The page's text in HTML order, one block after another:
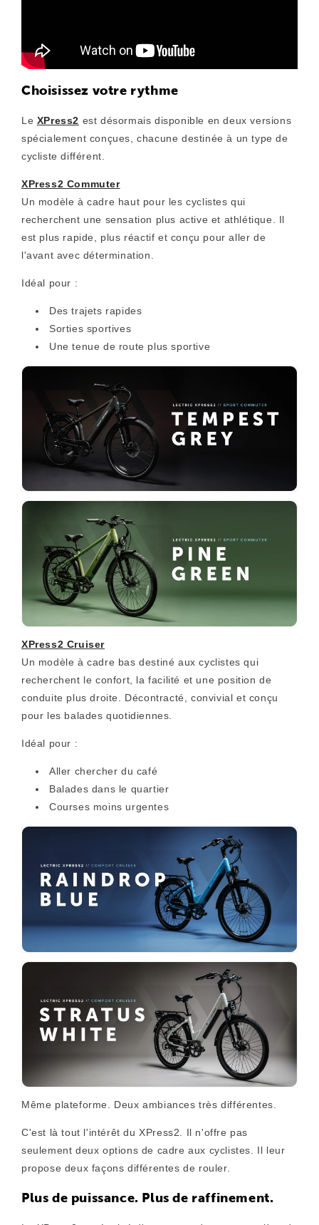
Choisissez votre rythme
Le XPress2 est désormais disponible en deux versions
spécialement conçues, chacune destinée à un type de
cycliste différent.
XPress2 Commuter
Un modèle à cadre haut pour les cyclistes qui
recherchent une sensation plus active et athlétique. Il
est plus rapide, plus réactif et conçu pour aller de
l'avant avec détermination.
Idéal pour :
Des trajets rapides
Sorties sportives
Une tenue de route plus sportive
XPress2 Cruiser
Un modèle à cadre bas destiné aux cyclistes qui
recherchent le confort, la facilité et une position de
conduite plus droite. Décontracté, convivial et conçu
pour les balades quotidiennes.
Idéal pour :
Aller chercher du café
Balades dans le quartier
Courses moins urgentes
Même plateforme. Deux ambiances très différentes.
C'est là tout l'intérêt du XPress2. Il n'offre pas
seulement deux options de cadre aux cyclistes. Il leur
propose deux façons différentes de rouler.
Plus de puissance. Plus de raffinement.